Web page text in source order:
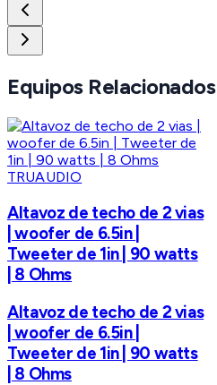
Equipos Relacionados
TRUAUDIO
Altavoz de techo de 2 vias
| woofer de 6.5in |
Tweeter de 1in | 90 watts
| 8 Ohms
Altavoz de techo de 2 vias
| woofer de 6.5in |
Tweeter de 1in | 90 watts
| 8 Ohms